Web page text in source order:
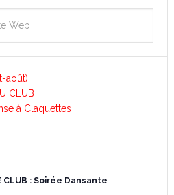
août)
CLUB
à Claquettes
CLUB : Soirée Dansante